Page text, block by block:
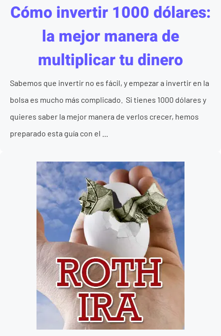
Cómo invertir 1000 dólares:
la mejor manera de
multiplicar tu dinero
Sabemos que invertir no es fácil, y empezar a invertir en la
bolsa es mucho más complicado. Si tienes 1000 dólares y
quieres saber la mejor manera de verlos crecer, hemos
preparado esta guía con el ...